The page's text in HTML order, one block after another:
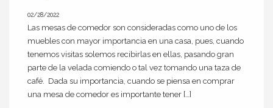
02/28/2022
Las mesas de comedor son consideradas como uno de los
muebles con mayor importancia en una casa, pues, cuando
tenemos visitas solemos recibirlas en ellas, pasando gran
parte de la velada comiendo o tal vez tomando una taza de
café. Dada su importancia, cuando se piensa en comprar
una mesa de comedor es importante tener […]